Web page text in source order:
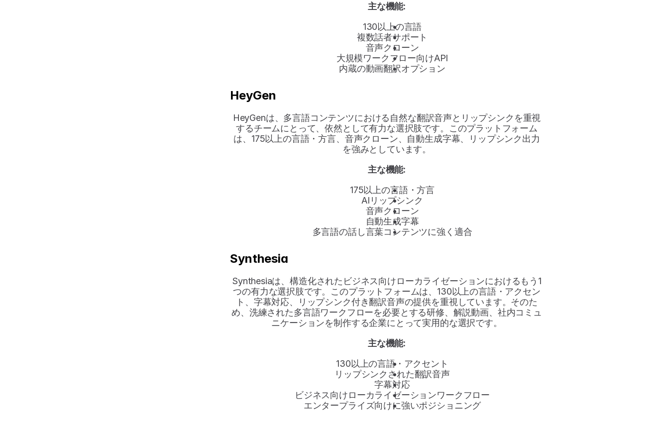
主な機能:
130以上の言語
複数話者サポート
音声クローン
大規模ワークフロー向けAPI
内蔵の動画翻訳オプション
HeyGen
HeyGenは、多言語コンテンツにおける自然な翻訳音声とリップシンクを重視
するチームにとって、依然として有力な選択肢です。このプラットフォーム
は、175以上の言語・方言、音声クローン、自動生成字幕、リップシンク出力
を強みとしています。
主な機能:
175以上の言語・方言
AIリップシンク
音声クローン
自動生成字幕
多言語の話し言葉コンテンツに強く適合
Synthesia
Synthesiaは、構造化されたビジネス向けローカライゼーションにおけるもう1
つの有力な選択肢です。このプラットフォームは、130以上の言語・アクセン
ト、字幕対応、リップシンク付き翻訳音声の提供を重視しています。そのた
め、洗練された多言語ワークフローを必要とする研修、解説動画、社内コミュ
ニケーションを制作する企業にとって実用的な選択です。
主な機能:
130以上の言語・アクセント
リップシンクされた翻訳音声
字幕対応
ビジネス向けローカライゼーションワークフロー
エンタープライズ向けに強いポジショニング